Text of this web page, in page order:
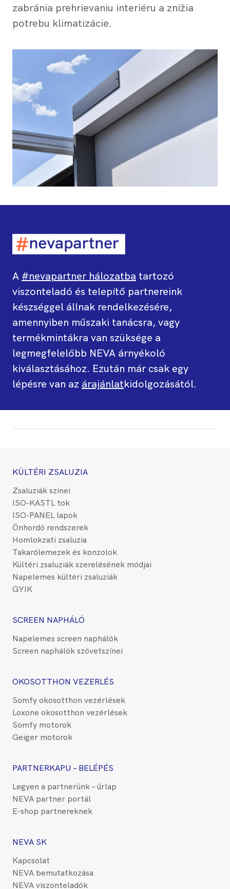
zabránia prehrievaniu interiéru a znížia
potrebu klimatizácie.
A #nevapartner hálozatba tartozó
viszonteladó és telepítő partnereink
készséggel állnak rendelkezésére,
amennyiben műszaki tanácsra, vagy
termékmintákra van szüksége a
legmegfelelőbb NEVA árnyékoló
kiválasztásához. Ezután már csak egy
lépésre van az árajánlatkidolgozásától.
KÜLTÉRI ZSALUZIA
Zsaluziák színei
ISO-KASTL tok
ISO-PANEL lapok
Önhordó rendszerek
Homlokzati zsaluzia
Takarólemezek és konzolok
Kültéri zsaluziák szerelésének módjai
Napelemes kültéri zsaluziák
GYIK
SCREEN NAPHÁLÓ
Napelemes screen naphálók
Screen naphálók szövetszínei
OKOSOTTHON VEZERLÉS
Somfy okosotthon vezérlések
Loxone okosotthon vezérlések
Somfy motorok
Geiger motorok
PARTNERKAPU – BELÉPÉS
Legyen a partnerünk – űrlap
NEVA partner portál
E-shop partnereknek
NEVA SK
Kapcsolat
NEVA bemutatkozása
NEVA viszonteladók